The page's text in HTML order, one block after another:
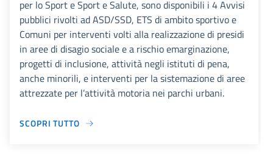
per lo Sport e Sport e Salute, sono disponibili i 4 Avvisi
pubblici rivolti ad ASD/SSD, ETS di ambito sportivo e
Comuni per interventi volti alla realizzazione di presidi
in aree di disagio sociale e a rischio emarginazione,
progetti di inclusione, attività negli istituti di pena,
anche minorili, e interventi per la sistemazione di aree
attrezzate per l’attività motoria nei parchi urbani.
SCOPRI TUTTO